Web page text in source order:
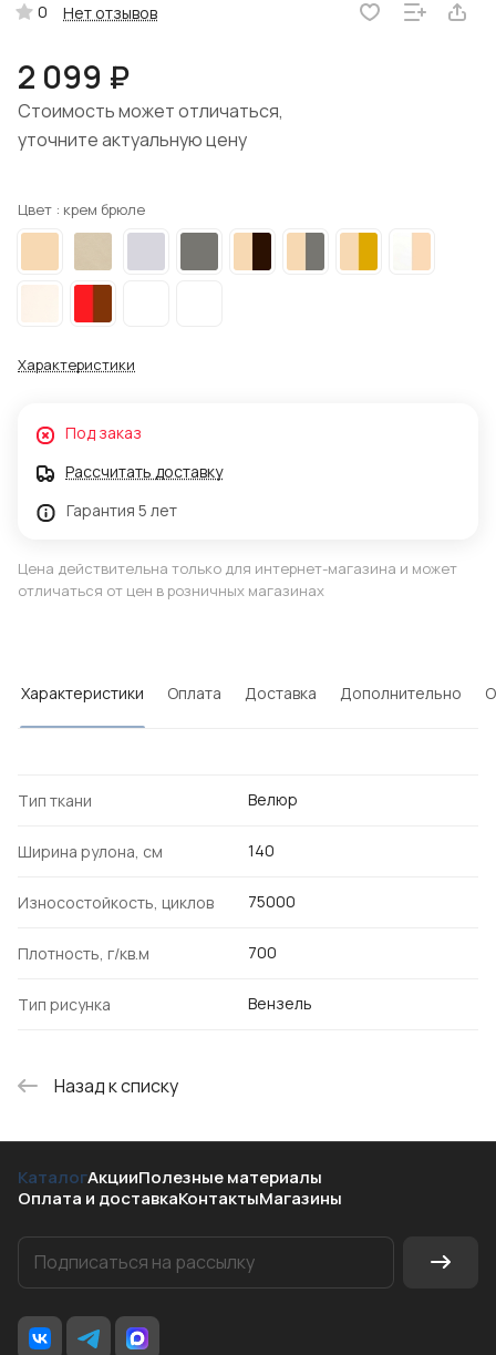
0 Нет отзывов
2 099 ₽
Стоимость может отличаться,
уточните актуальную цену
Цвет : крем брюле
Характеристики
Под заказ
Рассчитать доставку
Гарантия 5 лет
Цена действительна только для интернет-магазина и может
отличаться от цен в розничных магазинах
Характеристики Оплата Доставка Дополнительно
Тип ткани Велюр
Ширина рулона, см 140
Износостойкость, циклов 75000
Плотность, г/кв.м 700
Тип рисунка Вензель
Назад к списку
КаталогАкцииПолезные материалы
Оплата и доставкаКонтактыМагазины